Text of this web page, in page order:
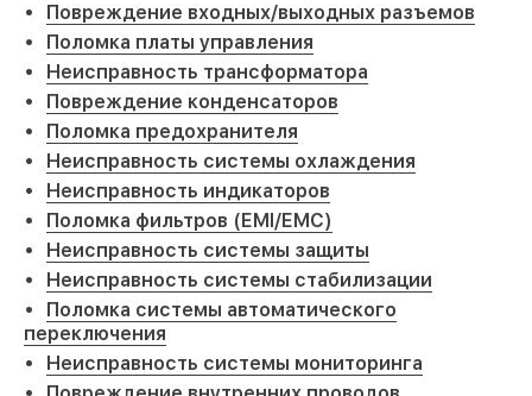
Повреждение входных/выходных разъемов
Поломка платы управления
Неисправность трансформатора
Повреждение конденсаторов
Поломка предохранителя
Неисправность системы охлаждения
Неисправность индикаторов
Поломка фильтров (EMI/EMC)
Неисправность системы защиты
Неисправность системы стабилизации
Поломка системы автоматического
переключения
Неисправность системы мониторинга